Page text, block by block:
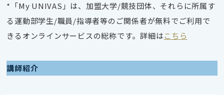
*「My UNIVAS」は、加盟大学/競技団体、それらに所属す
る運動部学生/職員/指導者等のご関係者が無料でご利用で
きるオンラインサービスの総称です。詳細はこちら
講師紹介